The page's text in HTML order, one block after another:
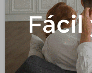
Inodoro Para Mochila
Impermeabilizantes
Maderas